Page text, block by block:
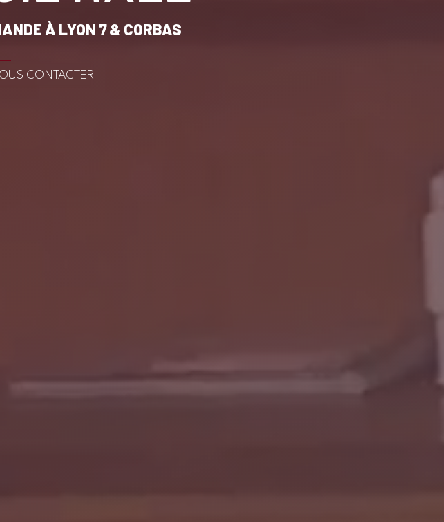
À LYON 7 & CORBAS
CONTACTER